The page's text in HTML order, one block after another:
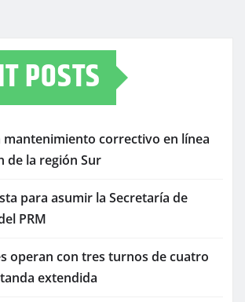
POSTS
mantenimiento correctivo en línea
de la región Sur
para asumir la Secretaría de
PRM
operan con tres turnos de cuatro
extendida